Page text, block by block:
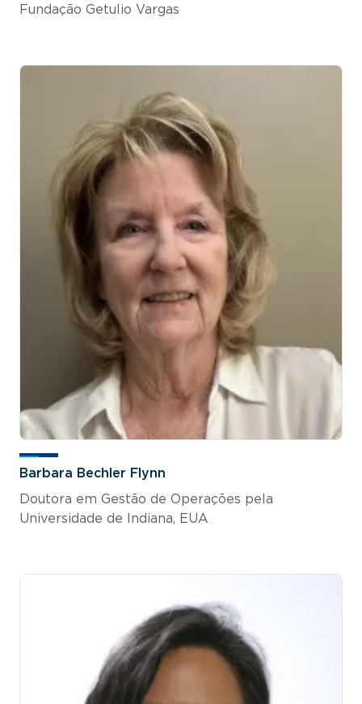
Fundação Getulio Vargas
Barbara Bechler Flynn
Doutora em Gestão de Operações pela
Universidade de Indiana, EUA